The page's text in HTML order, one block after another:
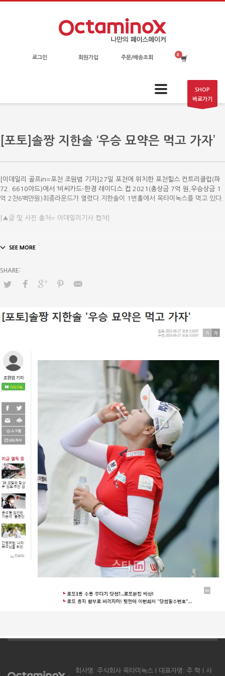
로그인 회원가입 주문/배송조회
SHOP
바로가기
[포토]솔짱 지한솔 ‘우승 묘약은 먹고 가자’
[이데일리 골프in=포천 조원범 기자]27일 포천에 위치한 포천힐스 컨트리클럽(파
72. 6610야드)에서 ‘비씨카드-한경 레이디스 컵 2021(총상금 7억 원,우승상금 1
억 2천6백만원)최종라운드가 열렸다.지한솔이 1번홀에서 옥타미녹스를 먹고 있다.
[▲글 및 사진 출처= 이데일리기사 캡쳐]
회사명: 주식회사 옥타미녹스 l 대표자명: 주 학 l 사